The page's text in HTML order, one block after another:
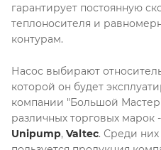
гарантирует постоянную
теплоносителя и
контурам.
Насос выбирают
которой он будет
компании "Большой
различных торговых марок -
Unipump, Valtec. Среди них